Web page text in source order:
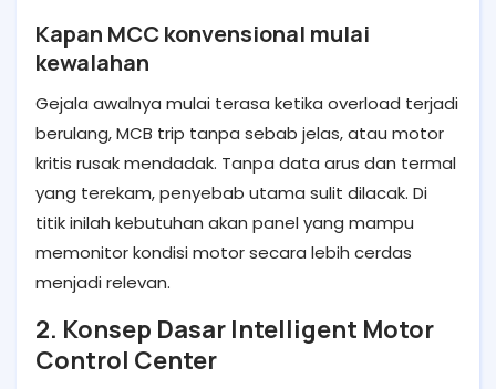
Kapan MCC konvensional mulai
kewalahan
Gejala awalnya mulai terasa ketika overload terjadi
berulang, MCB trip tanpa sebab jelas, atau motor
kritis rusak mendadak. Tanpa data arus dan termal
yang terekam, penyebab utama sulit dilacak. Di
titik inilah kebutuhan akan panel yang mampu
memonitor kondisi motor secara lebih cerdas
menjadi relevan.
2. Konsep Dasar Intelligent Motor
Control Center